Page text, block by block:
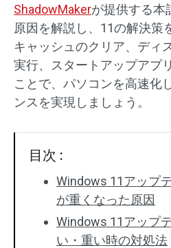
ShadowMakerが提供する本
原因を解説し、11の解決策
キャッシュのクリア、ディ
実行、スタートアップアプ
ことで、パソコンを高速化
ンスを実現しましょう。
目次 :
Windows 11アップ
が重くなった原因
Windows 11アップ
い・重い時の対処法